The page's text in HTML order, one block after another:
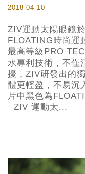
2018-04-10
ZIV運動太陽眼鏡
FLOATING時尚運
最高等級PRO
水專利技術，不僅
擾，ZIV研發出的
體更輕盈，不易
片中黑色為
ZIV 運動太...